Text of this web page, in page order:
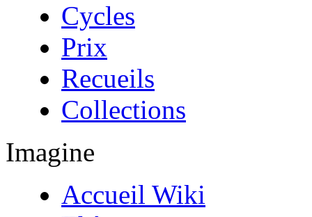
Cycles
Prix
Recueils
Collections
Imagine
Accueil Wiki